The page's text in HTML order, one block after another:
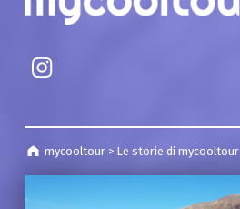
mycooltour > Le storie di mycooltour